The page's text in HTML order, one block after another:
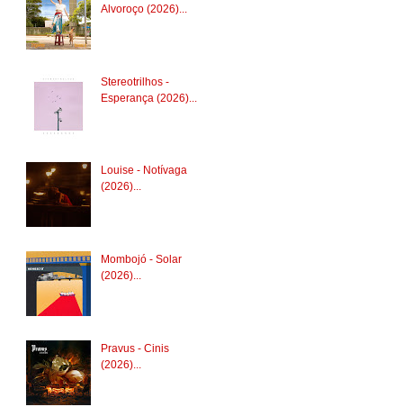
Alvoroço (2026)...
Stereotrilhos -
Esperança (2026)...
Louise - Notívaga
(2026)...
Mombojó - Solar
(2026)...
Pravus - Cinis
(2026)...